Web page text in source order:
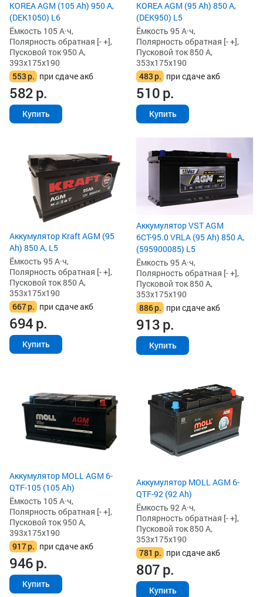
KOREA AGM (105 Ah) 950 А,
(DEK1050) L6
Ёмкость 105 А·ч,
Полярность обратная [- +],
Пусковой ток 950 А,
393x175x190
553р. при сдаче акб
582р.
Купить
KOREA AGM (95 Ah) 850 А,
(DEK950) L5
Ёмкость 95 А·ч,
Полярность обратная [- +],
Пусковой ток 850 А,
353x175x190
483р. при сдаче акб
510р.
Купить
Аккумулятор Kraft AGM (95
Ah) 850 А, L5
Ёмкость 95 А·ч,
Полярность обратная [- +],
Пусковой ток 850 А,
353x175x190
667р. при сдаче акб
694р.
Купить
Аккумулятор VST AGM
6СТ-95.0 VRLA (95 Ah) 850 А,
(595900085) L5
Ёмкость 95 А·ч,
Полярность обратная [- +],
Пусковой ток 850 А,
353x175x190
886р. при сдаче акб
913р.
Купить
Аккумулятор MOLL AGM 6-
QTF-105 (105 Ah)
Ёмкость 105 А·ч,
Полярность обратная [- +],
Пусковой ток 950 А,
393x175x190
917р. при сдаче акб
946р.
Купить
Аккумулятор MOLL AGM 6-
QTF-92 (92 Ah)
Ёмкость 92 А·ч,
Полярность обратная [- +],
Пусковой ток 850 А,
353x175x190
781 р. при сдаче акб
807р.
Купить